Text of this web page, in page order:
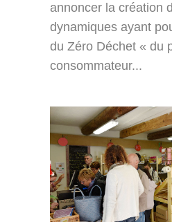
annoncer la création
dynamiques ayant
du Zéro Déchet « du
consommateur...